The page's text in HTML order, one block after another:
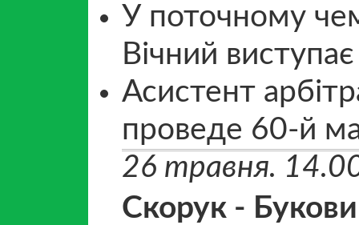
У поточному
Вічний
Асистент
проведе 60-й
26 травня.
Скорук -